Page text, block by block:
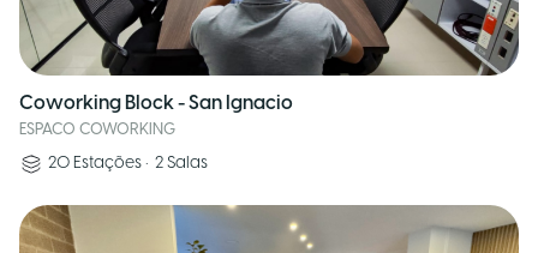
Coworking Block - San Ignacio
ESPACO COWORKING
20 Estações • 2 Salas